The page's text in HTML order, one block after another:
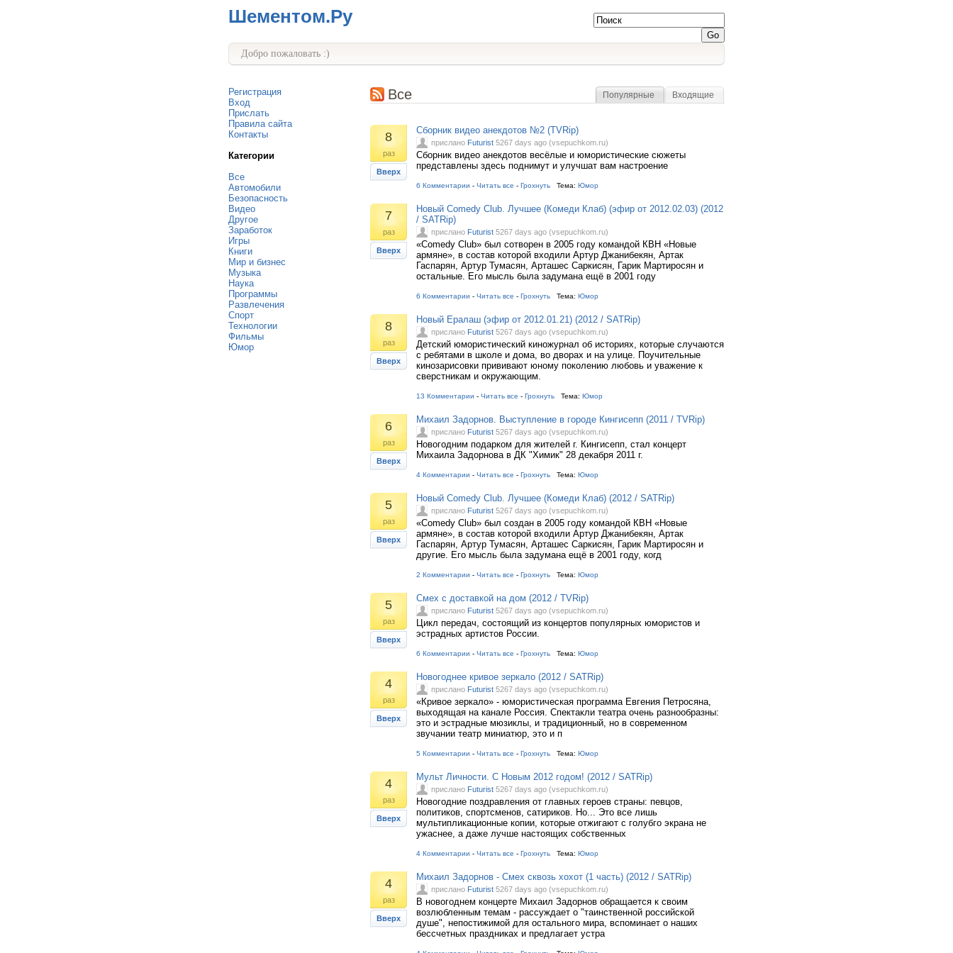
Шементом.Ру
Добро пожаловать :)
Регистрация
Вход
Прислать
Правила сайта
Контакты
Категории
Все
Автомобили
Безопасность
Видео
Другое
Заработок
Игры
Книги
Мир и бизнес
Музыка
Наука
Программы
Развлечения
Спорт
Технологии
Фильмы
Юмор
Все Популярные Входящие
8
раз
Вверх
Сборник видео анекдотов №2 (TVRip)
прислано Futurist 5267 days ago (vsepuchkom.ru)
Сборник видео анекдотов весёлые и юмористические сюжеты
представлены здесь поднимут и улучшат вам настроение
6 Комментарии - Читать все - Грохнуть Тема: Юмор
7
раз
Вверх
Новый Comedy Club. Лучшее (Комеди Клаб) (эфир от 2012.02.03) (2012
/ SATRip)
прислано Futurist 5267 days ago (vsepuchkom.ru)
«Comedy Club» был сотворен в 2005 году командой КВН «Новые
армяне», в состав которой входили Артур Джанибекян, Артак
Гаспарян, Артур Тумасян, Арташес Саркисян, Гарик Мартиросян и
остальные. Его мысль была задумана ещё в 2001 году
6 Комментарии - Читать все - Грохнуть Тема: Юмор
8
раз
Вверх
Новый Ералаш (эфир от 2012.01.21) (2012 / SATRip)
прислано Futurist 5267 days ago (vsepuchkom.ru)
Детский юмористический киножурнал об историях, которые случаются
с ребятами в школе и дома, во дворах и на улице. Поучительные
кинозарисовки прививают юному поколению любовь и уважение к
сверстникам и окружающим.
13 Комментарии - Читать все - Грохнуть Тема: Юмор
6
раз
Вверх
Михаил Задорнов. Выступление в городе Кингисепп (2011 / TVRip)
прислано Futurist 5267 days ago (vsepuchkom.ru)
Новогодним подарком для жителей г. Кингисепп, стал концерт
Михаила Задорнова в ДК "Химик" 28 декабря 2011 г.
4 Комментарии - Читать все - Грохнуть Тема: Юмор
5
раз
Вверх
Новый Comedy Club. Лучшее (Комеди Клаб) (2012 / SATRip)
прислано Futurist 5267 days ago (vsepuchkom.ru)
«Comedy Club» был создан в 2005 году командой КВН «Новые
армяне», в состав которой входили Артур Джанибекян, Артак
Гаспарян, Артур Тумасян, Арташес Саркисян, Гарик Мартиросян и
другие. Его мысль была задумана ещё в 2001 году, когд
2 Комментарии - Читать все - Грохнуть Тема: Юмор
5
раз
Вверх
Смех с доставкой на дом (2012 / TVRip)
прислано Futurist 5267 days ago (vsepuchkom.ru)
Цикл передач, состоящий из концертов популярных юмористов и
эстрадных артистов России.
6 Комментарии - Читать все - Грохнуть Тема: Юмор
4
раз
Вверх
Новогоднее кривое зеркало (2012 / SATRip)
прислано Futurist 5267 days ago (vsepuchkom.ru)
«Кривое зеркало» - юмористическая программа Евгения Петросяна,
выходящая на канале Россия. Спектакли театра очень разнообразны:
это и эстрадные мюзиклы, и традиционный, но в современном
звучании театр миниатюр, это и п
5 Комментарии - Читать все - Грохнуть Тема: Юмор
4
раз
Вверх
Мульт Личности. С Новым 2012 годом! (2012 / SATRip)
прислано Futurist 5267 days ago (vsepuchkom.ru)
Новогодние поздравления от главных героев страны: певцов,
политиков, спортсменов, сатириков. Но... Это все лишь
мультипликационные копии, которые отжигают с голубго экрана не
ужаснее, а даже лучше настоящих собственных
4 Комментарии - Читать все - Грохнуть Тема: Юмор
4
раз
Вверх
Михаил Задорнов - Смех сквозь хохот (1 часть) (2012 / SATRip)
прислано Futurist 5267 days ago (vsepuchkom.ru)
В новогоднем концерте Михаил Задорнов обращается к своим
возлюбленным темам - рассуждает о "таинственной российской
душе", непостижимой для остального мира, вспоминает о наших
бессчетных праздниках и предлагает устра